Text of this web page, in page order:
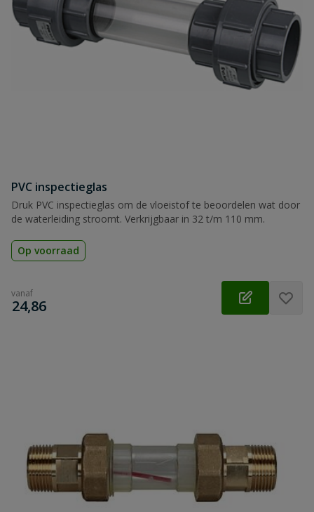
PVC inspectieglas
Druk PVC inspectieglas om de vloeistof te beoordelen wat door
de waterleiding stroomt. Verkrijgbaar in 32 t/m 110 mm.
Op voorraad
vanaf
€
24,86